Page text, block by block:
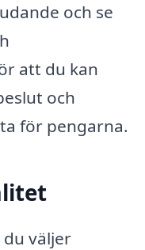
och se
att du kan
och
för pengarna.
väljer